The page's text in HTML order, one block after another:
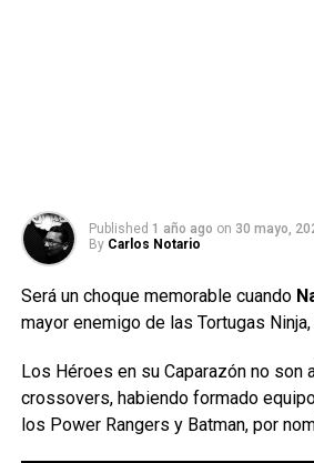
Published 1 año ago on 30 mayo,
By Carlos Notario
Será un choque memorable cuando
mayor enemigo de las Tortugas Ninja,
Los Héroes en su Caparazón no son
crossovers, habiendo formado
los Power Rangers y Batman, por